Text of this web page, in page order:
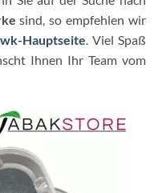
sind, so empfehlen wir
Hauptseite. Viel Spaß
Ihnen Ihr Team vom